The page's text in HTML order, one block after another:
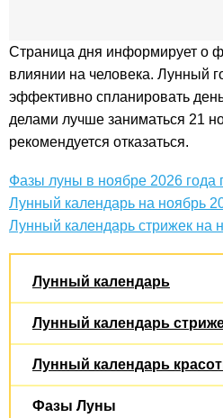
Страница дня информирует о
влиянии на человека. Лунный
эффективно спланировать
делами лучше заниматься 21
рекомендуется отказаться.
Фазы луны в ноябре 2026 года
Лунный календарь на ноябрь
Лунный календарь стрижек на
Лунный календарь
Лунный календарь
Лунный календарь
Фазы Луны